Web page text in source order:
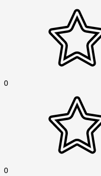
0
0